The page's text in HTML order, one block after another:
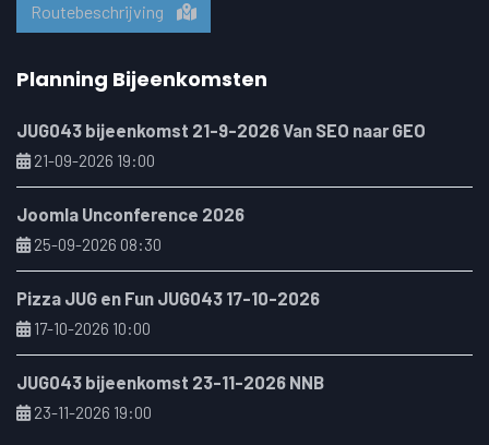
Routebeschrijving
Planning Bijeenkomsten
JUG043 bijeenkomst 21-9-2026 Van SEO naar GEO
21-09-2026 19:00
Joomla Unconference 2026
25-09-2026 08:30
Pizza JUG en Fun JUG043 17-10-2026
17-10-2026 10:00
JUG043 bijeenkomst 23-11-2026 NNB
23-11-2026 19:00